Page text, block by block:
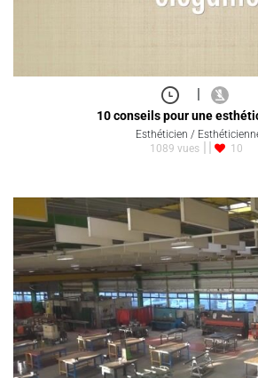
|
10 conseils pour une
Esthéticien /
1089 vues
10